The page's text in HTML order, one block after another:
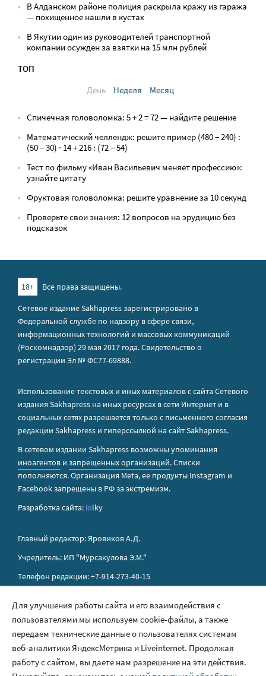
В Алданском районе полиция раскрыла кражу из гаража
— похищенное нашли в кустах
В Якутии один из руководителей транспортной
компании осужден за взятки на 15 млн рублей
ТОП
День
Неделя Месяц
Спичечная головоломка: 5 + 2 = 72 — найдите решение
Математический челлендж: решите пример (480 − 240) :
(50 − 30) · 14 + 216 : (72 − 54)
Тест по фильму «Иван Васильевич меняет профессию»:
узнайте цитату
Фруктовая головоломка: решите уравнение за 10 секунд
Проверьте свои знания: 12 вопросов на эрудицию без
подсказок
18+
Все права защищены.
Сетевое издание Sakhapress зарегистрировано в
Федеральной службе по надзору в сфере связи,
информационных технологий и массовых коммуникаций
(Роскомнадзор) 29 мая 2017 года. Свидетельство о
регистрации Эл № ФС77-69888.
Использование текстовых и иных материалов с сайта Сетевого
издания Sakhapress на иных ресурсах в сети Интернет и в
социальных сетях разрешается только с письменного согласия
редакции Sakhapress и гиперссылкой на сайт Sakhapress.
В сетевом издании Sakhapress возможны упоминания
иноагентов и запрещенных организаций. Списки
пополняются. Организация Metа, ее продукты Instagram и
Facebook запрещены в РФ за экстремизм.
Разработка сайта: iolky
Главный редактор: Яровиков А.Д.
Учредитель: ИП "Мурсакулова Э.М."
Телефон редакции: +7-914-273-40-15
Правила сайта
Политика обработки персональных данных
Размещение рекламы
Для улучшения работы сайта и его взаимодействия с
пользователями мы используем cookie-файлы, а также
передаем технические данные о пользователях системам
веб-аналитики ЯндексМетрика и Liveinternet. Продолжая
работу с сайтом, вы даете нам разрешение на эти действия.